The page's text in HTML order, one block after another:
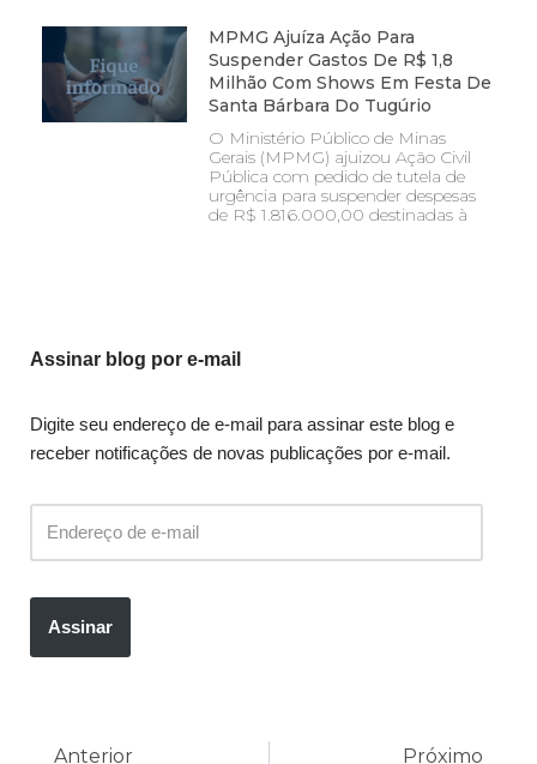
MPMG Ajuíza Ação Para
Suspender Gastos De R$ 1,8
Milhão Com Shows Em Festa De
Santa Bárbara Do Tugúrio
O Ministério Público de Minas
Gerais (MPMG) ajuizou Ação Civil
Pública com pedido de tutela de
urgência para suspender despesas
de R$ 1.816.000,00 destinadas à
Assinar blog por e-mail
Digite seu endereço de e-mail para assinar este blog e
receber notificações de novas publicações por e-mail.
Assinar
Anterior Próximo